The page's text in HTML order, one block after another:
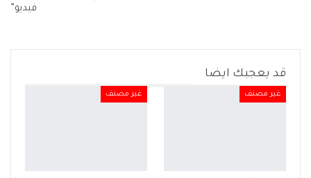
فيديو”
قد يعجبك ايضا
غير مصنف غير مصنف